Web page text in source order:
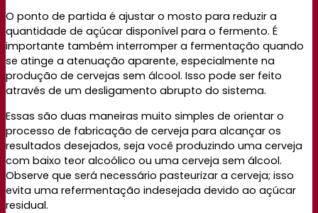
O ponto de partida é ajustar o mosto para reduzir a
quantidade de açúcar disponível para o fermento. É
importante também interromper a fermentação quando
se atinge a atenuação aparente, especialmente na
produção de cervejas sem álcool. Isso pode ser feito
através de um desligamento abrupto do sistema.
Essas são duas maneiras muito simples de orientar o
processo de fabricação de cerveja para alcançar os
resultados desejados, seja você produzindo uma cerveja
com baixo teor alcoólico ou uma cerveja sem álcool.
Observe que será necessário pasteurizar a cerveja; isso
evita uma refermentação indesejada devido ao açúcar
residual.